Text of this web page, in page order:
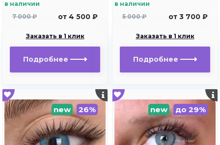
blue для
близорукости
в наличии
7 000 ₽
от 4 500 ₽
Заказать в 1 клик
Подробнее
мес. Marquise blue
в наличии
5 000 ₽
от 3 700 ₽
Заказать в 1 клик
Подробнее
new 26% new до 29%